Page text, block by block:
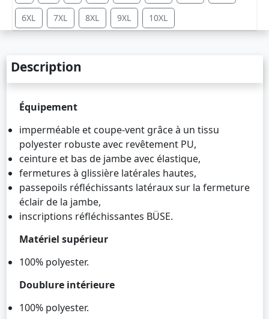
6XL 7XL 8XL 9XL 10XL
Description
Équipement
imperméable et coupe-vent grâce à un tissu
polyester robuste avec revêtement PU,
ceinture et bas de jambe avec élastique,
fermetures à glissière latérales hautes,
passepoils réfléchissants latéraux sur la fermeture
éclair de la jambe,
inscriptions réfléchissantes BÜSE.
Matériel supérieur
100% polyester.
Doublure intérieure
100% polyester.